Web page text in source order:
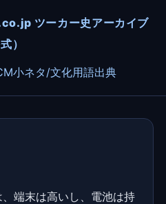
ツーカー史アーカイブ
）
小ネタ/文化用語出典
端末は高いし、電池は持